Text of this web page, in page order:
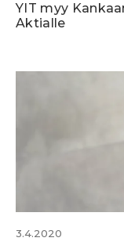
YIT myy
Aktialle
3.4.2020